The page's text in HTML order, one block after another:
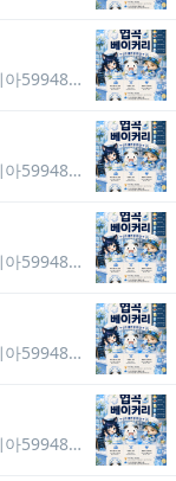
거인의_릴리아5994867037981
거인의_릴리아5994867037981
거인의_릴리아5994867037981
거인의_릴리아5994867037981
거인의_릴리아5994867037981